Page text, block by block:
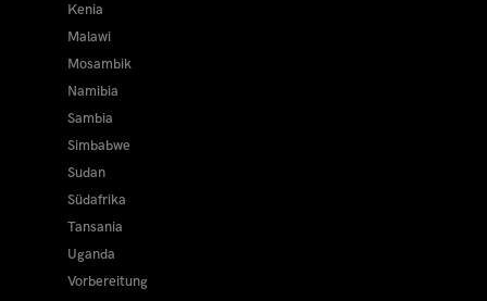
Kenia
Malawi
Mosambik
Namibia
Sambia
Simbabwe
Sudan
Südafrika
Tansania
Uganda
Vorbereitung